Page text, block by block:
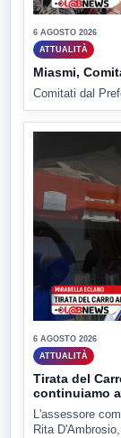
6 AGOSTO 2026
ATTUALITÀ
Miasmi,
Comitati dal
6 AGOSTO 2026
ATTUALITÀ
Tirata del
continuiamo
L'assessore
Rita